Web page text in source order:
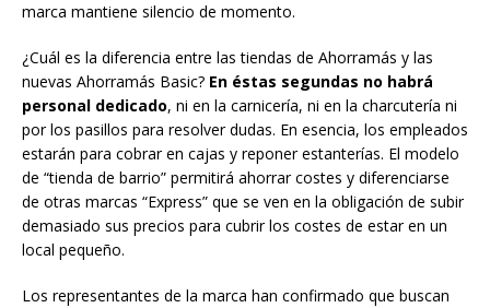
marca mantiene silencio de momento.
¿Cuál es la diferencia entre las tiendas de Ahorramás y las
nuevas Ahorramás Basic? En éstas segundas no habrá
personal dedicado, ni en la carnicería, ni en la charcutería ni
por los pasillos para resolver dudas. En esencia, los empleados
estarán para cobrar en cajas y reponer estanterías. El modelo
de “tienda de barrio” permitirá ahorrar costes y diferenciarse
de otras marcas “Express” que se ven en la obligación de subir
demasiado sus precios para cubrir los costes de estar en un
local pequeño.
Los representantes de la marca han confirmado que buscan